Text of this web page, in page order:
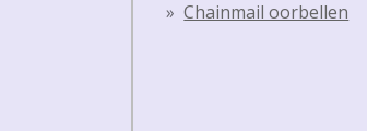
Chainmail oorbellen